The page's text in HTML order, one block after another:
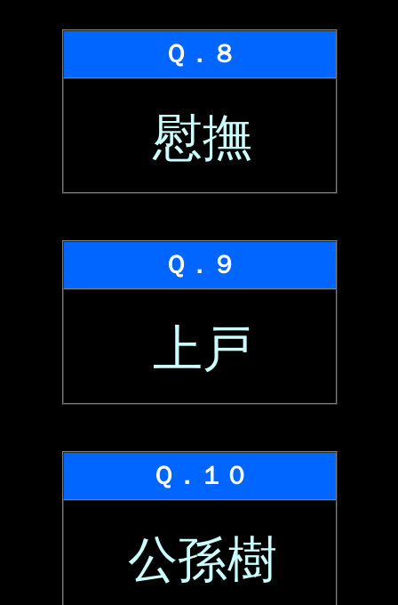
Ｑ．８
慰撫
Ｑ．９
上戸
Ｑ．１０
公孫樹